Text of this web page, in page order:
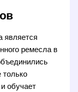
является
ремесла в
только
обучает